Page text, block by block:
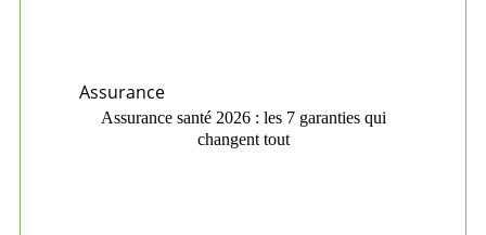
Assurance
Assurance santé 2026 : les 7 garanties qui
changent tout